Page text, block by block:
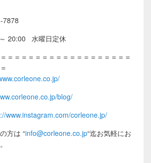
20:00 水曜日定休
＝＝＝＝＝＝＝＝＝＝＝＝＝＝＝＝＝＝
blog/
www.instagram.com/corleone.jp/
方は “info@corleone.co.jp“迄お気軽にお